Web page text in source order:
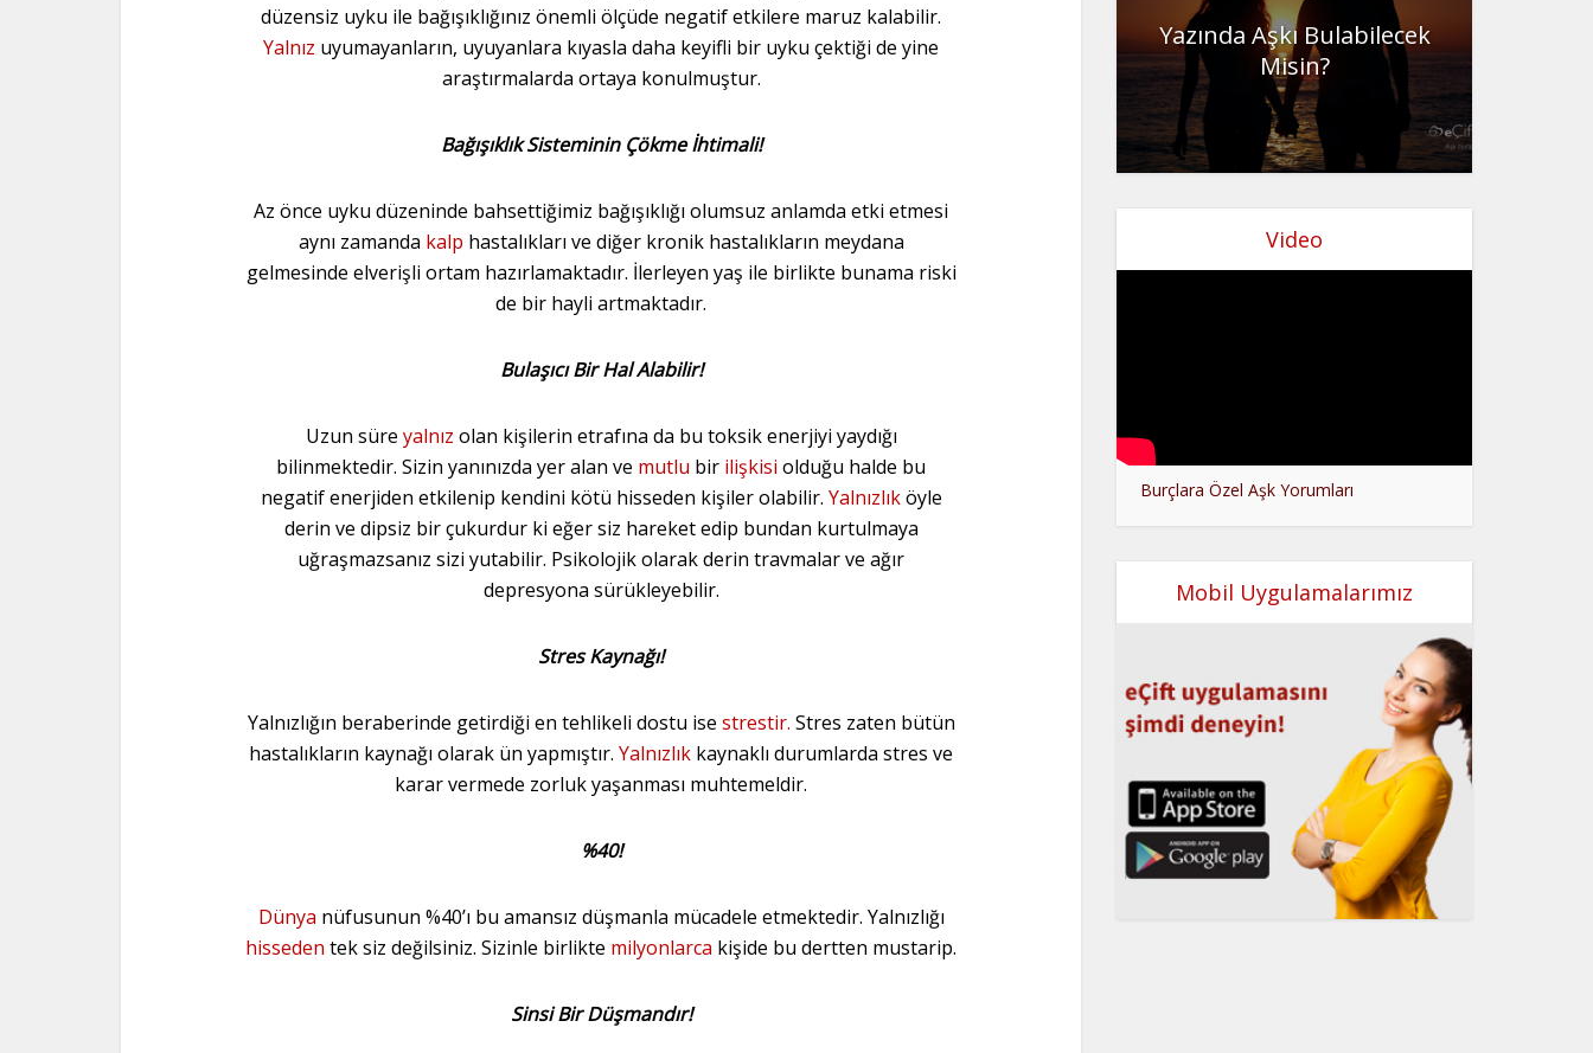
düzensiz uyku ile bağışıklığınız önemli ölçüde negatif etkilere maruz kalabilir.
Yalnız uyumayanların, uyuyanlara kıyasla daha keyifli bir uyku çektiği de yine
araştırmalarda ortaya konulmuştur.
Bağışıklık Sisteminin Çökme İhtimali!
Az önce uyku düzeninde bahsettiğimiz bağışıklığı olumsuz anlamda etki etmesi
aynı zamanda kalp hastalıkları ve diğer kronik hastalıkların meydana
gelmesinde elverişli ortam hazırlamaktadır. İlerleyen yaş ile birlikte bunama riski
de bir hayli artmaktadır.
Bulaşıcı Bir Hal Alabilir!
Uzun süre yalnız olan kişilerin etrafına da bu toksik enerjiyi yaydığı
bilinmektedir. Sizin yanınızda yer alan ve mutlu bir ilişkisi olduğu halde bu
negatif enerjiden etkilenip kendini kötü hisseden kişiler olabilir. Yalnızlıköyle
derin ve dipsiz bir çukurdur ki eğer siz hareket edip bundan kurtulmaya
uğraşmazsanız sizi yutabilir. Psikolojik olarak derin travmalar ve ağır
depresyona sürükleyebilir.
Stres Kaynağı!
Yalnızlığın beraberinde getirdiği en tehlikeli dostu ise strestir. Stres zaten bütün
hastalıkların kaynağı olarak ün yapmıştır. Yalnızlık kaynaklı durumlarda stres ve
karar vermede zorluk yaşanması muhtemeldir.
%40!
Dünya nüfusunun %40’ı bu amansız düşmanla mücadele etmektedir. Yalnızlığı
hisseden tek siz değilsiniz. Sizinle birlikte milyonlarca kişide bu dertten mustarip.
Sinsi Bir Düşmandır!
Yazında Aşkı Bulabilecek
Misin?
Video
Burçlara Özel Aşk Yorumları
Mobil Uygulamalarımız